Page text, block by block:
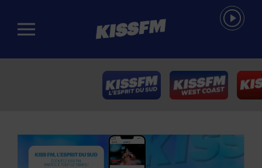
Passer au contenu principal